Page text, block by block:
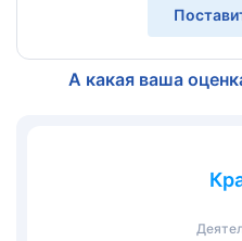
А какая ваша